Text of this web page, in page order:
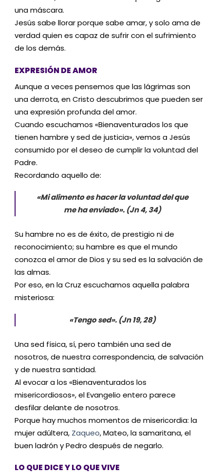
una máscara.
Jesús sabe llorar porque sabe amar, y solo ama de
verdad quien es capaz de sufrir con el sufrimiento
de los demás.
EXPRESIÓN DE AMOR
Aunque a veces pensemos que las lágrimas son
una derrota, en Cristo descubrimos que pueden ser
una expresión profunda del amor.
Cuando escuchamos «Bienaventurados los que
tienen hambre y sed de justicia», vemos a Jesús
consumido por el deseo de cumplir la voluntad del
Padre.
Recordando aquello de:
«Mi alimento es hacer la voluntad del que
me ha enviado». (Jn 4, 34)
Su hambre no es de éxito, de prestigio ni de
reconocimiento; su hambre es que el mundo
conozca el amor de Dios y su sed es la salvación de
las almas.
Por eso, en la Cruz escuchamos aquella palabra
misteriosa:
«Tengo sed». (Jn 19, 28)
Una sed física, sí, pero también una sed de
nosotros, de nuestra correspondencia, de salvación
y de nuestra santidad.
Al evocar a los «Bienaventurados los
misericordiosos», el Evangelio entero parece
desfilar delante de nosotros.
Porque hay muchos momentos de misericordia: la
mujer adúltera, Zaqueo, Mateo, la samaritana, el
buen ladrón y Pedro después de negarlo.
LO QUE DICE Y LO QUE VIVE